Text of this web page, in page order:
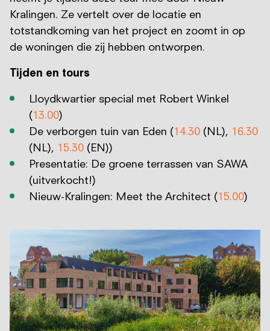
Kralingen. Ze vertelt over de locatie en
totstandkoming van het project en zoomt in op
de woningen die zij hebben ontworpen.
Tijden en tours
Lloydkwartier special met Robert Winkel
(13.00)
De verborgen tuin van Eden (14.30 (NL), 16.30
(NL), 15.30 (EN))
Presentatie: De groene terrassen van SAWA
(uitverkocht!)
Nieuw-Kralingen: Meet the Architect (15.00)